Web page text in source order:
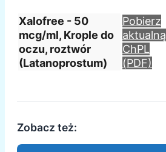
Xalofree - 50
mcg/ml, Krople do
oczu, roztwór
(Latanoprostum)
Pobierz
aktualną
ChPL
(PDF)
Zobacz też: